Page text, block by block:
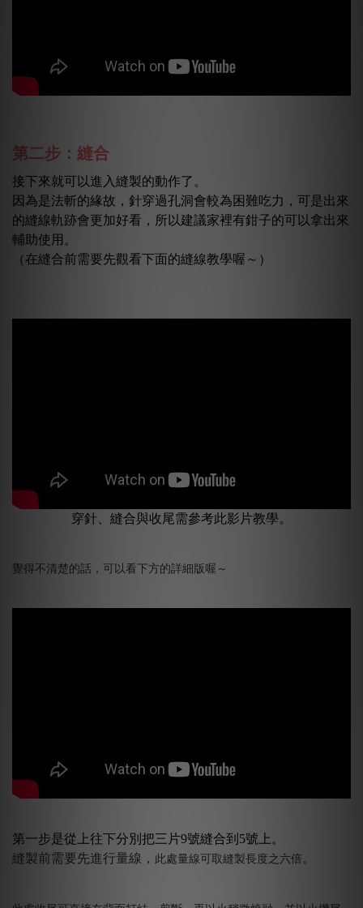
第二步：縫合
接下來就可以進入縫製的動作了。
因為是法斬的緣故，針穿過孔洞會較為困難吃力，可是出來
的縫線軌跡會更加好看，所以建議家裡有鉗子的可以拿出來
輔助使用。
（在縫合前需要先觀看下面的縫線教學喔～）
穿針、縫合與收尾需參考此影片教學。
覺得不清楚的話，可以看下方的詳細版喔～
第一步是從上往下分別把三片9號縫合到5號上。
縫製前需要先進行量線， 此處量線可取縫製長度之六倍 。